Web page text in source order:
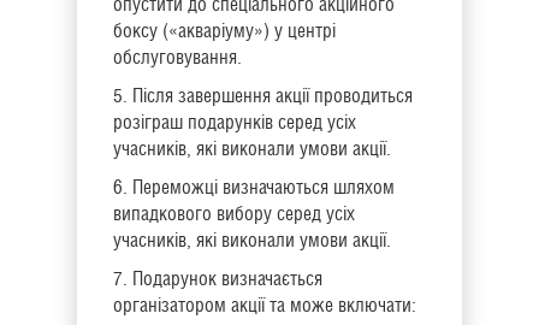
опустити до спеціального акційного
боксу («акваріуму») у центрі
обслуговування.
5. Після завершення акції проводиться
розіграш подарунків серед усіх
учасників, які виконали умови акції.
6. Переможці визначаються шляхом
випадкового вибору серед усіх
учасників, які виконали умови акції.
7. Подарунок визначається
організатором акції та може включати: